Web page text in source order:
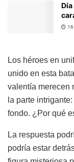
Los héroes en
unido en esta
valentía merecen
la parte
fondo. ¿Por qué
La respuesta
podría estar